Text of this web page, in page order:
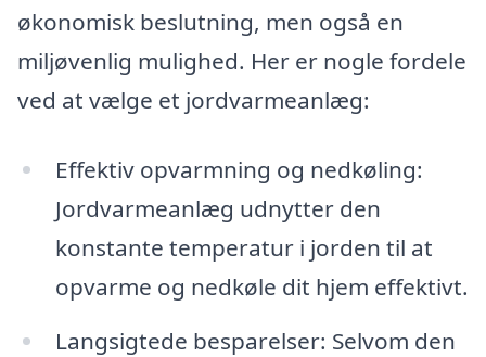
økonomisk beslutning, men også en
miljøvenlig mulighed. Her er nogle fordele
ved at vælge et jordvarmeanlæg:
Effektiv opvarmning og nedkøling:
Jordvarmeanlæg udnytter den
konstante temperatur i jorden til at
opvarme og nedkøle dit hjem effektivt.
Langsigtede besparelser: Selvom den